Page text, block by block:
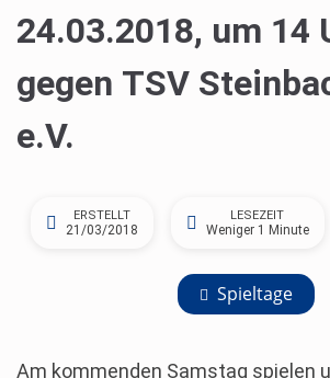
24.03.2018, um 14
gegen TSV
e.V.
ERSTELLT
21/03/2018
LESEZEIT
Weniger 1 Minute
Spieltage
Am kommenden Samstag spielen